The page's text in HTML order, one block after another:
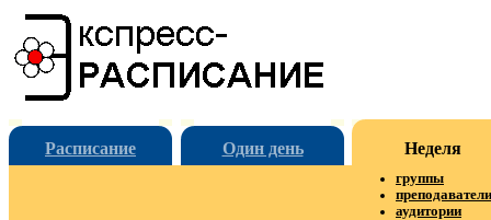
Расписание Один день Неделя
группы
преподаватели
аудитории